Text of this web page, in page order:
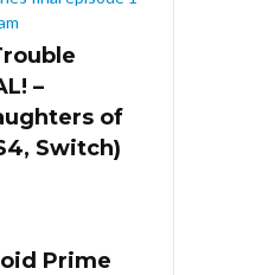
–
of
Switch)
Prime